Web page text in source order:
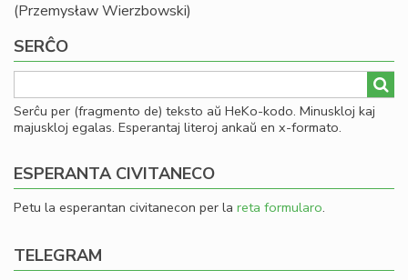
(Przemysław Wierzbowski)
SERĈO
Serĉu per (fragmento de) teksto aŭ HeKo-kodo. Minuskloj kaj
majuskloj egalas. Esperantaj literoj ankaŭ en x-formato.
ESPERANTA CIVITANECO
Petu la esperantan civitanecon per la reta formularo.
TELEGRAM